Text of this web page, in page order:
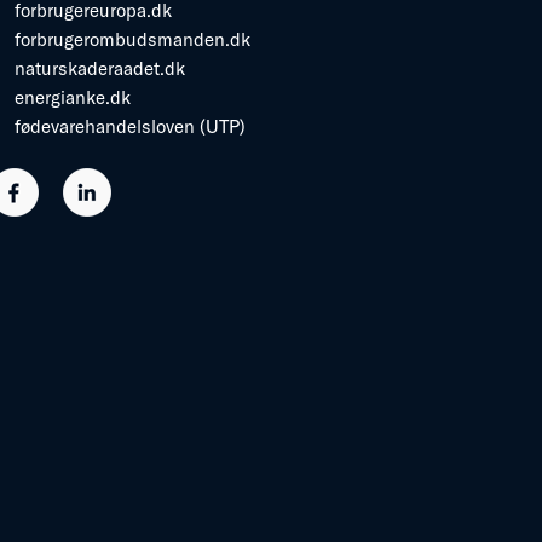
forbrugereuropa.dk
forbrugerombudsmanden.dk
naturskaderaadet.dk
energianke.dk
fødevarehandelsloven (UTP)